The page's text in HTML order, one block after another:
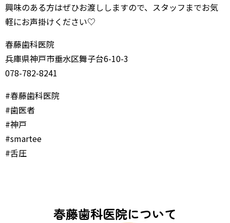
興味のある方はぜひお渡ししますので、スタッフまでお気
軽にお声掛けください♡
春藤歯科医院
兵庫県神戸市垂水区舞子台6-10-3
078-782-8241
#春藤歯科医院
#歯医者
#神戸
#smartee
#舌圧
春藤歯科医院について